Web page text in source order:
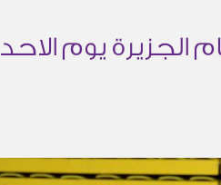
الجزيرة يوم الاحد